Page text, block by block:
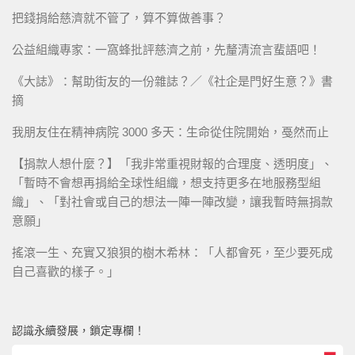
把錢捐給慈濟就不管了，算不算做善事？
公益組織專家：一窩蜂批評慈濟之前，先釐清流言蜚語吧！
《大誌》：幫助街友的一份雜誌？／《社企是門好生意？》書
摘
我朋友住在精神病院 3000 多天：生命從住院開始，戞然而止
【捐款人想什麼？】「我非常重視財報的合理度、透明度」、
「暫時不會想再捐給全球性組織，想支持更多在地服務型組
織」、「對社會或自己的想法一陣一陣改變，讓我暫時無捐款
意願」
搖滾一生、充實又狼狽的樹木希林：「人都會死，至少要死成
自己喜歡的樣子。」
認識永續發展，鎖定專欄！